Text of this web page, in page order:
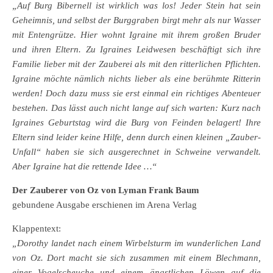
„Auf Burg Bibernell ist wirklich was los! Jeder Stein hat sein
Geheimnis, und selbst der Burggraben birgt mehr als nur Wasser
mit Entengrütze. Hier wohnt Igraine mit ihrem großen Bruder
und ihren Eltern. Zu Igraines Leidwesen beschäftigt sich ihre
Familie lieber mit der Zauberei als mit den ritterlichen Pflichten.
Igraine möchte nämlich nichts lieber als eine berühmte Ritterin
werden! Doch dazu muss sie erst einmal ein richtiges Abenteuer
bestehen. Das lässt auch nicht lange auf sich warten: Kurz nach
Igraines Geburtstag wird die Burg von Feinden belagert! Ihre
Eltern sind leider keine Hilfe, denn durch einen kleinen „Zauber-
Unfall“ haben sie sich ausgerechnet in Schweine verwandelt.
Aber Igraine hat die rettende Idee …“
Der Zauberer von Oz von Lyman Frank Baum
gebundene Ausgabe erschienen im Arena Verlag
Klappentext:
„Dorothy landet nach einem Wirbelsturm im wunderlichen Land
von Oz. Dort macht sie sich zusammen mit einem Blechmann,